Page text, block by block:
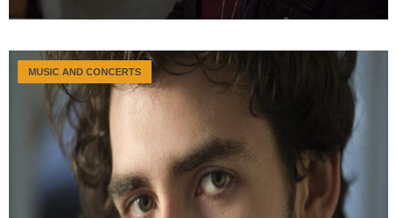
MUSIC AND CONCERTS